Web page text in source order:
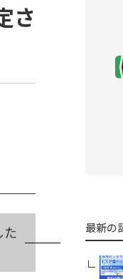
さ
最新の